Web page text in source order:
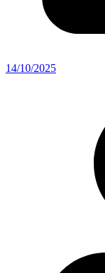
14/10/2025